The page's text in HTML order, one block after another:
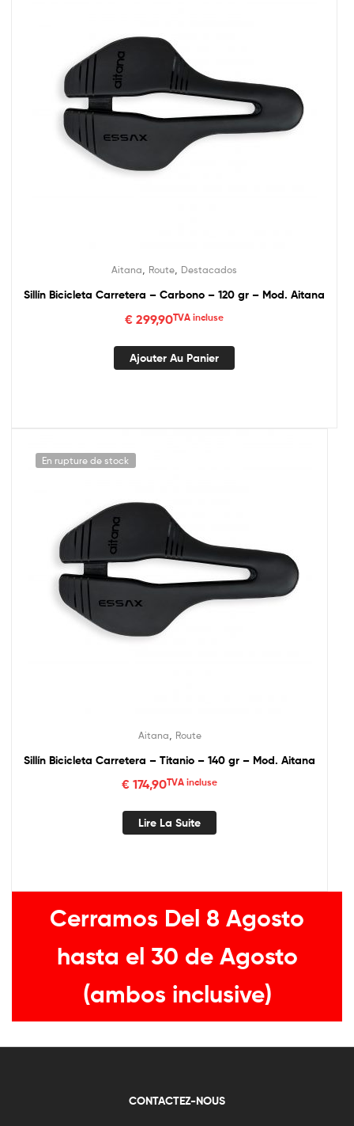
Aitana Route Destacados
Sillín Bicicleta Carretera – Carbono – 120 gr – Mod. Aitana
€ 299,90TVA incluse
Ajouter Au Panier
En rupture de stock
Aitana Route
Sillín Bicicleta Carretera – Titanio – 140 gr – Mod. Aitana
€ 174,90TVA incluse
Lire La Suite
Cerramos Del 8 Agosto
hasta el 30 de Agosto
(ambos inclusive)
CONTACTEZ-NOUS